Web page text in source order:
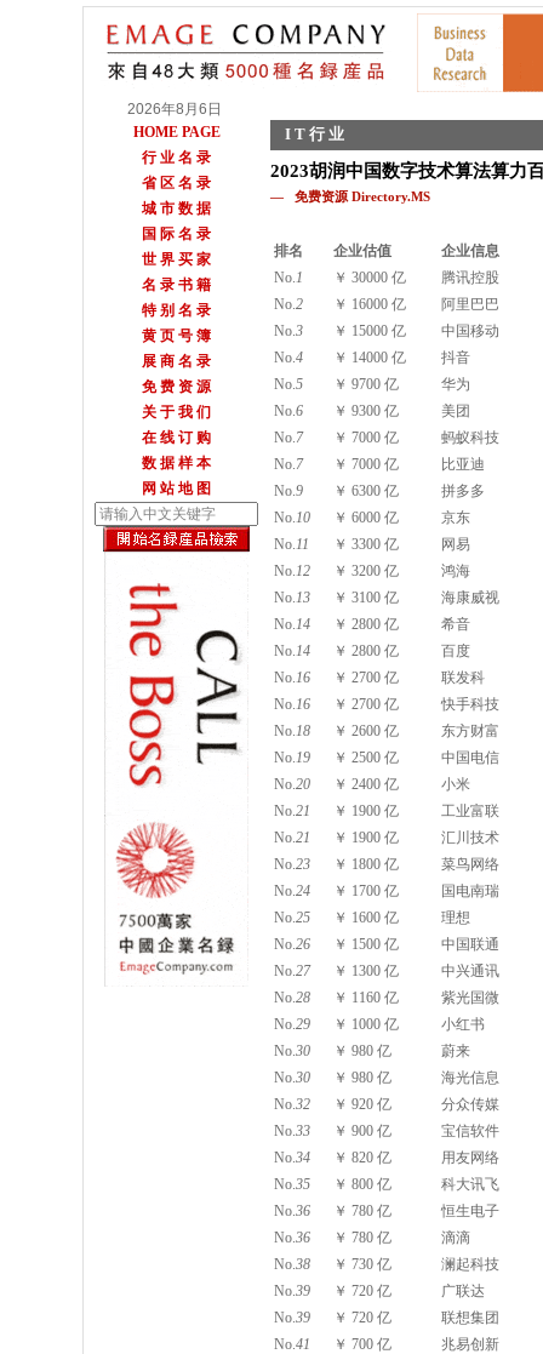
2026年8月6日
HOME PAGE
行 业 名 录
省 区 名 录
城 市 数 据
国 际 名 录
世 界 买 家
名 录 书 籍
特 别 名 录
黄 页 号 簿
展 商 名 录
免 费 资 源
关 于 我 们
在 线 订 购
数 据 样 本
网 站 地 图
I T 行 业
2023胡润中国数字技术算法算力
— 免费资源 Directory.MS
排名 企业估值
企业信息
No.1 ￥ 30000 亿
腾讯控股
No.2 ￥ 16000 亿
阿里巴巴
No.3 ￥ 15000 亿
中国移动
No.4 ￥ 14000 亿
抖音
No.5 ￥ 9700 亿
华为
No.6 ￥ 9300 亿
美团
No.7 ￥ 7000 亿
蚂蚁科技
No.7 ￥ 7000 亿
比亚迪
No.9 ￥ 6300 亿
拼多多
No.10 ￥ 6000 亿
京东
No.11 ￥ 3300 亿
网易
No.12 ￥ 3200 亿
鸿海
No.13 ￥ 3100 亿
海康威视
No.14 ￥ 2800 亿
希音
No.14 ￥ 2800 亿
百度
No.16 ￥ 2700 亿
联发科
No.16 ￥ 2700 亿
快手科技
No.18 ￥ 2600 亿
东方财富
No.19 ￥ 2500 亿
中国电信
No.20 ￥ 2400 亿
小米
No.21 ￥ 1900 亿
工业富联
No.21 ￥ 1900 亿
汇川技术
No.23 ￥ 1800 亿
菜鸟网络
No.24 ￥ 1700 亿
国电南瑞
No.25 ￥ 1600 亿
理想
No.26 ￥ 1500 亿
中国联通
No.27 ￥ 1300 亿
中兴通讯
No.28 ￥ 1160 亿
紫光国微
No.29 ￥ 1000 亿
小红书
No.30 ￥ 980 亿
蔚来
No.30 ￥ 980 亿
海光信息
No.32 ￥ 920 亿
分众传媒
No.33 ￥ 900 亿
宝信软件
No.34 ￥ 820 亿
用友网络
No.35 ￥ 800 亿
科大讯飞
No.36 ￥ 780 亿
恒生电子
No.36 ￥ 780 亿
滴滴
No.38 ￥ 730 亿
澜起科技
No.39 ￥ 720 亿
广联达
No.39 ￥ 720 亿
联想集团
No.41 ￥ 700 亿
兆易创新